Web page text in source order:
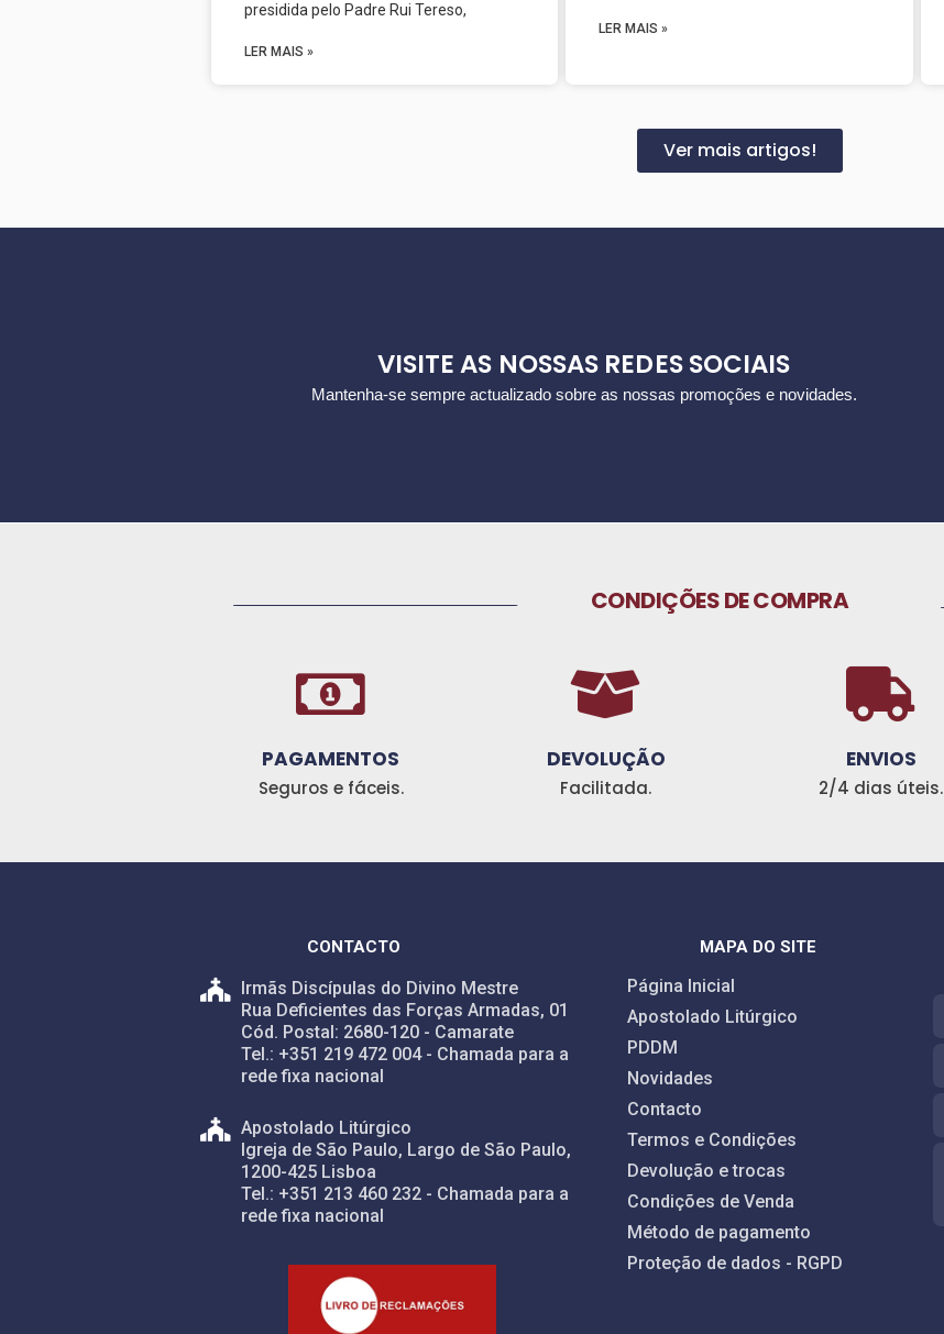
presidida pelo Padre Rui Tereso,
LER MAIS »
LER MAIS »
Ver mais artigos!
VISITE AS NOSSAS REDES SOCIAIS
Mantenha-se sempre actualizado sobre as nossas promoções e novidades.
CONDIÇÕES DE COMPRA
PAGAMENTOS
Seguros e fáceis.
DEVOLUÇÃO
Facilitada.
ENVIOS
2/4 dias úteis.
CONTACTO
Irmãs Discípulas do Divino Mestre
Rua Deficientes das Forças Armadas, 01
Cód. Postal: 2680-120 - Camarate
Tel.: +351 219 472 004 - Chamada para a
rede fixa nacional
Apostolado Litúrgico
Igreja de São Paulo, Largo de São Paulo,
1200-425 Lisboa
Tel.: +351 213 460 232 - Chamada para a
rede fixa nacional
MAPA DO SITE
Página Inicial
Apostolado Litúrgico
PDDM
Novidades
Contacto
Termos e Condições
Devolução e trocas
Condições de Venda
Método de pagamento
Proteção de dados - RGPD